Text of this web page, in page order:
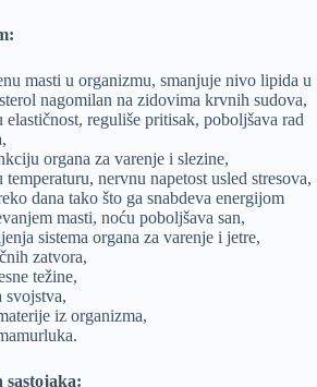
masti u organizmu, smanjuje nivo lipida u
nagomilan na zidovima krvnih sudova,
reguliše pritisak, poboljšava rad
organa za varenje i slezine,
nervnu napetost usled stresova,
dana tako što ga snabdeva energijom
masti, noću poboljšava san,
sistema organa za varenje i jetre,
zatvora,
težine,
svojstva,
iz organizma,
sastojaka: